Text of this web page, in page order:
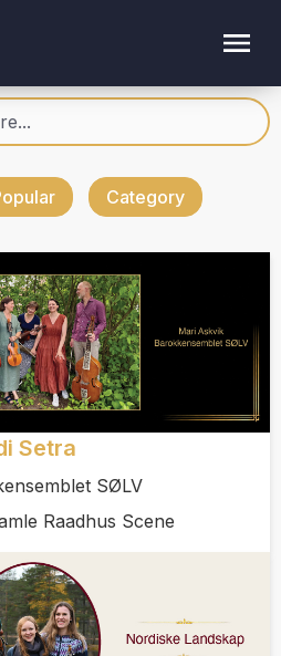
Category
Setra
SØLV
Raadhus Scene